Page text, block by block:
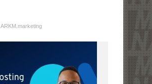
ARKM.marketing